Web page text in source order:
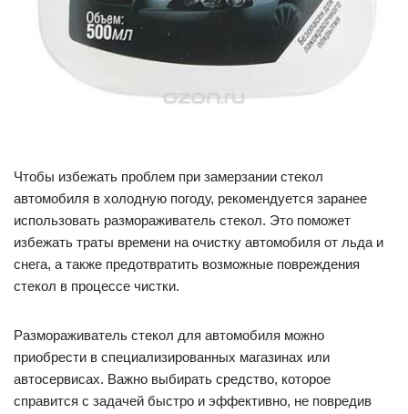
Чтобы избежать проблем при замерзании стекол
автомобиля в холодную погоду, рекомендуется заранее
использовать размораживатель стекол. Это поможет
избежать траты времени на очистку автомобиля от льда и
снега, а также предотвратить возможные повреждения
стекол в процессе чистки.
Размораживатель стекол для автомобиля можно
приобрести в специализированных магазинах или
автосервисах. Важно выбирать средство, которое
справится с задачей быстро и эффективно, не повредив